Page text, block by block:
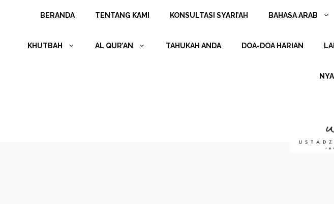
BERANDA TENTANG KAMI KONSULTASI SYARI’AH BAHASA ARAB
KHUTBAH AL QUR’AN TAHUKAH ANDA DOA-DOA HARIAN